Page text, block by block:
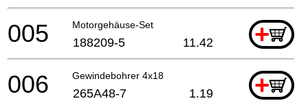
Motorgehäuse-Set +
005 188209-5 11.42
Gewindebohrer 4x18 +
006 265A48-7 1.19